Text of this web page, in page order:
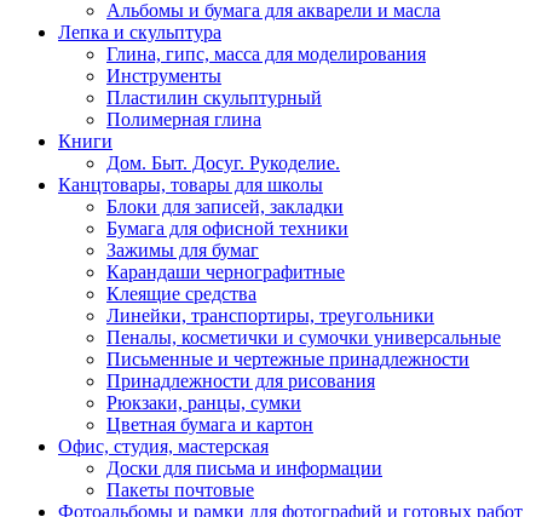
Альбомы и бумага для акварели и масла
Лепка и скульптура
Глина, гипс, масса для моделирования
Инструменты
Пластилин скульптурный
Полимерная глина
Книги
Дом. Быт. Досуг. Рукоделие.
Канцтовары, товары для школы
Блоки для записей, закладки
Бумага для офисной техники
Зажимы для бумаг
Карандаши чернографитные
Клеящие средства
Линейки, транспортиры, треугольники
Пеналы, косметички и сумочки универсальные
Письменные и чертежные принадлежности
Принадлежности для рисования
Рюкзаки, ранцы, сумки
Цветная бумага и картон
Офис, студия, мастерская
Доски для письма и информации
Пакеты почтовые
Фотоальбомы и рамки для фотографий и готовых работ